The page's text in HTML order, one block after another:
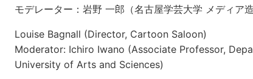
モデレーター：岩野 一郎（名古屋学芸大学 メディア
Louise Bagnall (Director, Cartoon Saloon)
Moderator: Ichiro Iwano (Associate Professor,
University of Arts and Sciences)